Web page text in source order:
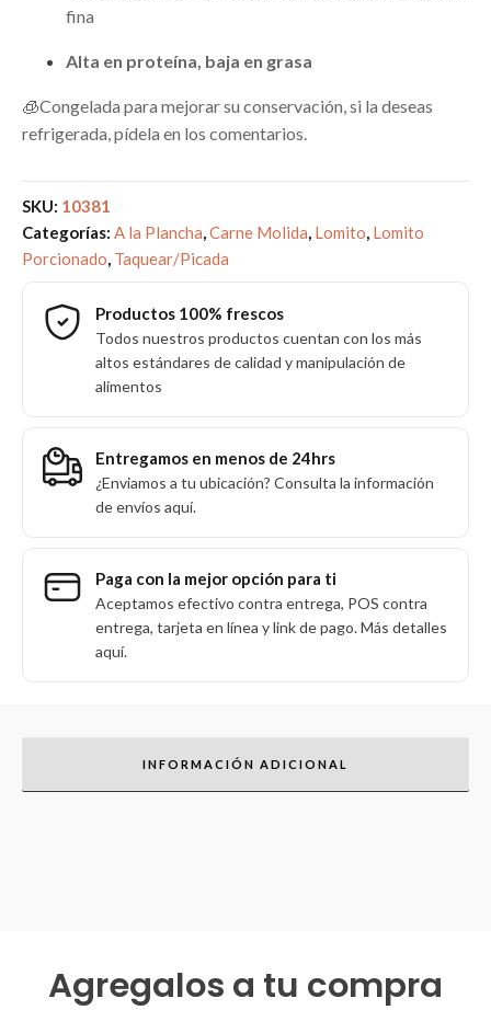
fina
Alta en proteína, baja en grasa
🧊Congelada para mejorar su conservación, si la deseas
refrigerada, pídela en los comentarios.
SKU: 10381
Categorías: A la Plancha,Carne Molida, Lomito, Lomito
Porcionado, Taquear/Picada
Productos 100% frescos
Todos nuestros productos cuentan con los más
altos estándares de calidad y manipulación de
alimentos
Entregamos en menos de 24hrs
¿Enviamos a tu ubicación? Consulta la información
de envíos aquí.
Paga con la mejor opción para ti
Aceptamos efectivo contra entrega, POS contra
entrega, tarjeta en línea y link de pago. Más detalles
aquí.
INFORMACIÓN ADICIONAL
Agregalos a tu compra